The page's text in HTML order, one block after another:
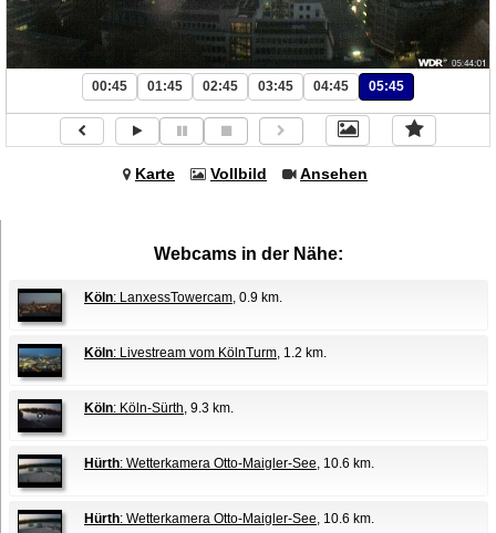
00:45 01:45 02:45 03:45 04:45 05:45
Karte Vollbild Ansehen
Webcams in der Nähe:
Köln: LanxessTowercam, 0.9 km.
Köln: Livestream vom KölnTurm, 1.2 km.
Köln: Köln-Sürth, 9.3 km.
Hürth: Wetterkamera Otto-Maigler-See, 10.6 km.
Hürth: Wetterkamera Otto-Maigler-See, 10.6 km.